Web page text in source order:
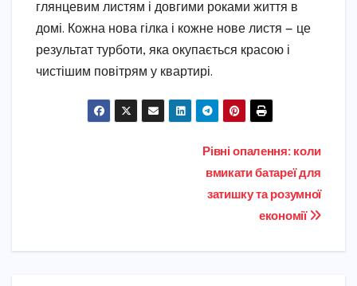
глянцевим листям і довгими роками життя в
домі. Кожна нова гілка і кожне нове листя — це
результат турботи, яка окупається красою і
чистішим повітрям у квартирі.
Рівні опалення: коли
вмикати батареї для
затишку та розумної
економії